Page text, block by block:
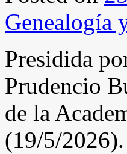
Genealogía
Presidida
Prudencio
de la
(19/5/2026).